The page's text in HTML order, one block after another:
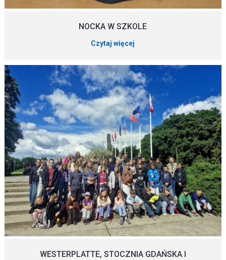
NOCKA W SZKOLE
Czytaj więcej
WESTERPLATTE, STOCZNIA GDAŃSKA I